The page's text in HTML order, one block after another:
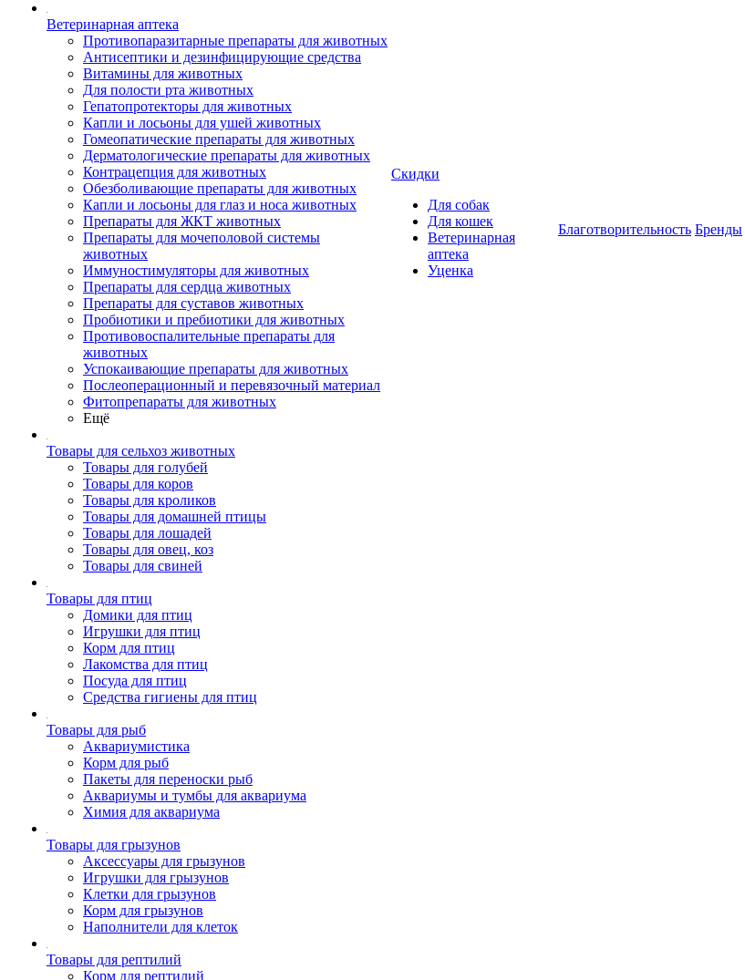
Ветеринарная аптека
Противопаразитарные препараты для животных
Антисептики и дезинфицирующие средства
Витамины для животных
Для полости рта животных
Гепатопротекторы для животных
Капли и лосьоны для ушей животных
Гомеопатические препараты для животных
Дерматологические препараты для животных
Контрацепция для животных
Обезболивающие препараты для животных
Капли и лосьоны для глаз и носа животных
Препараты для ЖКТ животных
Препараты для мочеполовой системы
животных
Иммуностимуляторы для животных
Препараты для сердца животных
Препараты для суставов животных
Пробиотики и пребиотики для животных
Противовоспалительные препараты для
животных
Успокаивающие препараты для животных
Послеоперационный и перевязочный материал
Фитопрепараты для животных
Ещё
Товары для сельхоз животных
Товары для голубей
Товары для коров
Товары для кроликов
Товары для домашней птицы
Товары для лошадей
Товары для овец, коз
Товары для свиней
Товары для птиц
Домики для птиц
Игрушки для птиц
Корм для птиц
Лакомства для птиц
Посуда для птиц
Средства гигиены для птиц
Товары для рыб
Аквариумистика
Корм для рыб
Пакеты для переноски рыб
Аквариумы и тумбы для аквариума
Химия для аквариума
Товары для грызунов
Аксессуары для грызунов
Игрушки для грызунов
Клетки для грызунов
Корм для грызунов
Наполнители для клеток
Товары для рептилий
Корм для рептилий
Скидки
Для собак
Для кошек
Ветеринарная
аптека
Уценка
Благотворительность Бренды